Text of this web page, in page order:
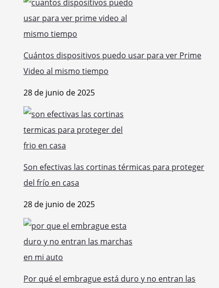
Cuántos dispositivos puedo usar para ver Prime
Video al mismo tiempo
28 de junio de 2025
Son efectivas las cortinas térmicas para proteger
del frío en casa
28 de junio de 2025
Por qué el embrague está duro y no entran las